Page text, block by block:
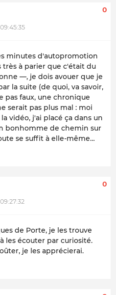
0
minutes d'autopromotion
à parier que c'était du
—, je dois avouer que je
la suite (de quoi, va savoir,
pas faux, une chronique
serait pas plus mal : moi
vidéo, j'ai placé ça dans un
bonhomme de chemin sur
se suffit à elle-même…
0
de Porte, je les trouve
les écouter par curiosité.
je les apprécierai.